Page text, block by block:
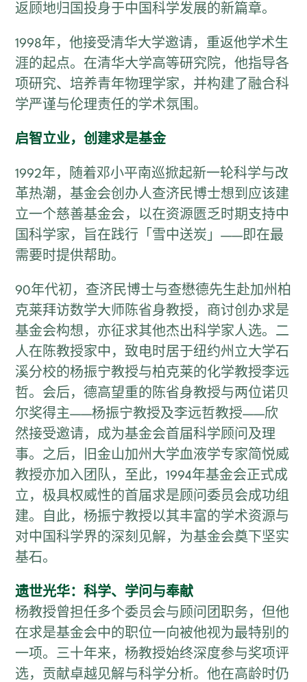
返顾地归国投身于中国科学发展的新篇章。
1998年，他接受清华大学邀请，重返他学术生
涯的起点。在清华大学高等研究院，他指导各
项研究、培养青年物理学家，并构建了融合科
学严谨与伦理责任的学术氛围。
启智立业，创建求是基金
1992年，随着邓小平南巡掀起新一轮科学与改
革热潮，基金会创办人查济民博士想到应该建
立一个慈善基金会，以在资源匮乏时期支持中
国科学家，旨在践行「雪中送炭」——即在最
需要时提供帮助。
90年代初，查济民博士与查懋德先生赴加州柏
克莱拜访数学大师陈省身教授，商讨创办求是
基金会构想，亦征求其他杰出科学家人选。二
人在陈教授家中，致电时居于纽约州立大学石
溪分校的杨振宁教授与柏克莱的化学教授李远
哲。会后，德高望重的陈省身教授与两位诺贝
尔奖得主——杨振宁教授及李远哲教授——欣
然接受邀请，成为基金会首届科学顾问及理
事。之后，旧金山加州大学血液学专家简悦威
教授亦加入团队，至此，1994年基金会正式成
立，极具权威性的首届求是顾问委员会成功组
建。自此，杨振宁教授以其丰富的学术资源与
对中国科学界的深刻见解，为基金会奠下坚实
基石。
遗世光华：科学、学问与奉献
杨教授曾担任多个委员会与顾问团职务，但他
在求是基金会中的职位一向被他视为最特别的
一项。三十年来，杨教授始终深度参与奖项评
选，贡献卓越见解与科学分析。他在高龄时仍